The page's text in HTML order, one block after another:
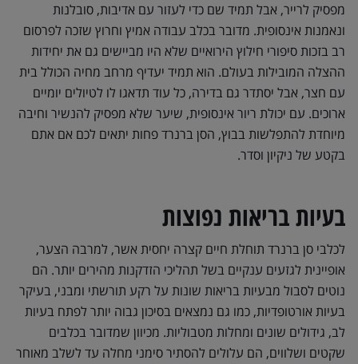
מפסיק לרייר, אבל תמיד שם כדי לעזור עם אדיבות, סובלנות
ונאמנות אינסופית. מדובר בכלב עבודה אמיץ וחרוץ שזכה לפרסום
רב בזכות סיפורי חילוץ הירואיים שלא היו מביישים גם את יחידות
ההצלה המובילות בעולם. הוא תמיד יעדיף מרחב מחיה הכולל בית
עם חצר, אבל יסתדר גם בדירה, כל עוד תדאגו לו לטיולים יומיים
ארוכים. עם יכולת ריור אינסופית, שיער שלא מפסיק להנשיר וחיבה
מיוחדת להתפלשות בבוץ, הסן ברנרד פחות יתאים לכם אם אתם
בקטע של ניקיון וסדר.
בעיות בריאות נפוצות
לכלבי סן ברנרד תוחלת חיים קצרה יחסית אשר, למרבה הצער,
אופיינית לגזעים ענקיים בשל תהליכי הזדקנות מהירים יותר. הם
נוטים לסבול מבעיות בריאות שונות על רקע תורשתי ומבני, בעיקר
בעיות אורטופדיות, כמו גם נמצאים בסיכון גבוה יותר לפתח בעיות
לב, גידולים שונים ומחלות מטבוליות. מכיוון שמדובר בכלבים
שקטים ושלווים, הם עלולים להסתיר סימני מחלה עד לשלב מאוחר